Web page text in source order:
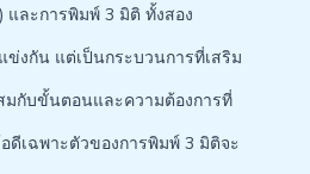
และการพิมพ์ 3 มิติ ทั้งสอง
ข่งกัน แต่เป็นกระบวนการที่เสริม
มกับขั้นตอนและความต้องการที่
ดีเฉพาะตัวของการพิมพ์ 3 มิติจะ